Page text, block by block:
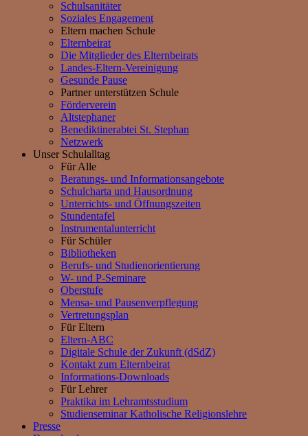
Schulsanitäter
Soziales Engagement
Eltern machen Schule
Elternbeirat
Die Mitglieder des Elternbeirats
Landes-Eltern-Vereinigung
Gesunde Pause
Partner unterstützen Schule
Förderverein
Altstephaner
Benediktinerabtei St. Stephan
Netzwerk
Unser Schulalltag
Für Alle
Beratungs- und Informationsangebote
Schulcharta und Hausordnung
Unterrichts- und Öffnungszeiten
Stundentafel
Instrumentalunterricht
Für Schüler
Bibliotheken
Berufs- und Studienorientierung
W- und P-Seminare
Oberstufe
Mensa- und Pausenverpflegung
Vertretungsplan
Für Eltern
Eltern-ABC
Digitale Schule der Zukunft (dSdZ)
Kontakt zum Elternbeirat
Informations-Downloads
Für Lehrer
Praktika im Lehramtsstudium
Studienseminar Katholische Religionslehre
Presse